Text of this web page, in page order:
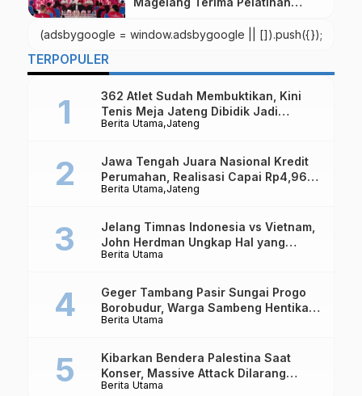
(adsbygoogle = window.adsbygoogle || []).push({});
TERPOPULER
Berita Utama Jateng
362 Atlet Sudah Membuktikan, Kini
Tenis Meja Jateng Dibidik Jadi
Kekuatan Nasional
Berita Utama Jateng
Jawa Tengah Juara Nasional Kredit
Perumahan, Realisasi Capai Rp4,96
Triliun
Berita Utama
Jelang Timnas Indonesia vs Vietnam,
John Herdman Ungkap Hal yang
Dipertaruhkan
Berita Utama
Geger Tambang Pasir Sungai Progo
Borobudur, Warga Sambeng Hentikan
Alat Berat dan Usir Truk
Berita Utama
Kibarkan Bendera Palestina Saat
Konser, Massive Attack Dilarang
Masuk Singapura Lagi